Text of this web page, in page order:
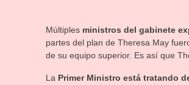
Múltiples ministros del gabinete
partes del plan de Theresa May
de su equipo superior. Es así que
La Primer Ministro está tratando